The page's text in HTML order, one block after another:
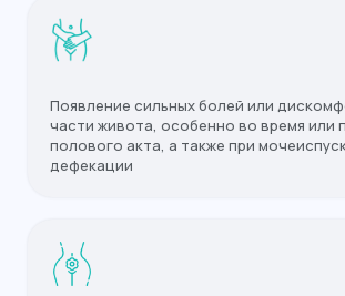
Появление сильных болей или
части живота, особенно во время или
полового акта, а также при
дефекации